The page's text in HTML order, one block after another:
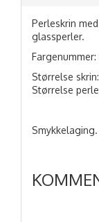
Perleskrin
glassperler.
Fargenummer:
Størrelse
Størrelse